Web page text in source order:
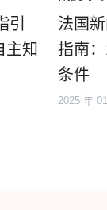
主知
法国
指南
条件
2025 年